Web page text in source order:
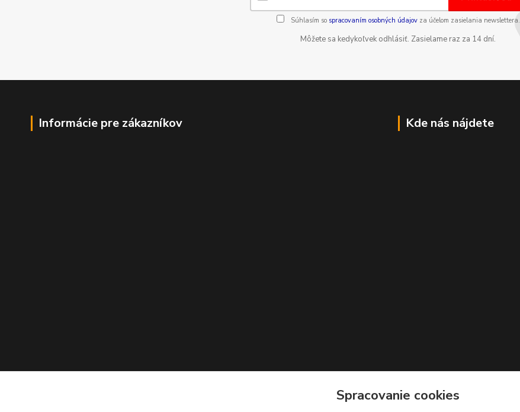
Súhlasím so spracovaním osobných údajovza účelom zasielania newslettera.
Môžete sa kedykoľvek odhlásiť. Zasielame raz za 14 dní.
Informácie pre zákazníkov Kde nás nájdete
Spracovanie cookies